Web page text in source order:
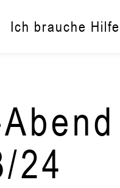
Ich brauche Hilfe
24